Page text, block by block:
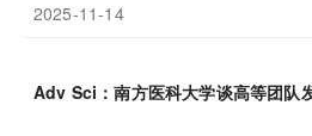
2025-11-14
Adv Sci：南方医科大学谈高等团队